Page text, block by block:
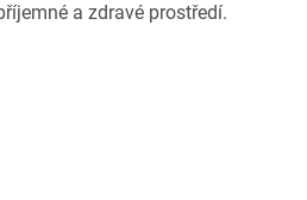
a zdravé prostředí.